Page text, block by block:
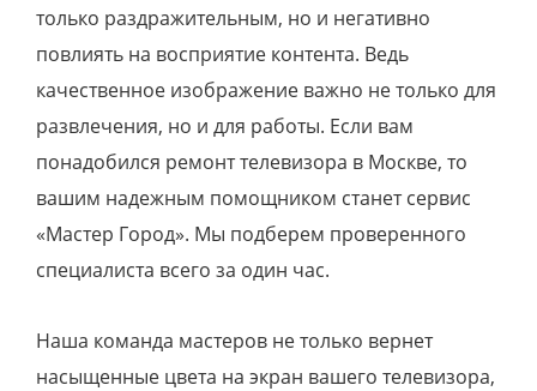
только раздражительным, но и негативно
повлиять на восприятие контента. Ведь
качественное изображение важно не только для
развлечения, но и для работы. Если вам
понадобился ремонт телевизора в Москве, то
вашим надежным помощником станет сервис
«Мастер Город». Мы подберем проверенного
специалиста всего за один час.
Наша команда мастеров не только вернет
насыщенные цвета на экран вашего телевизора,